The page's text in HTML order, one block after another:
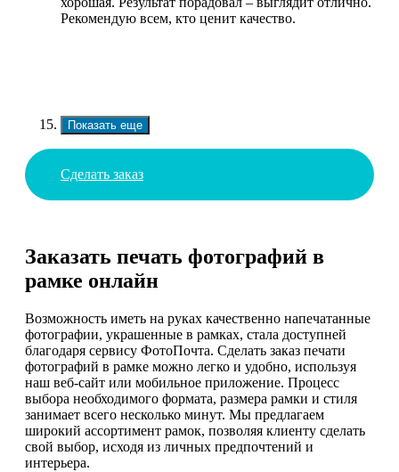
Рекомендую всем, кто ценит качество.
Показать еще
Сделать заказ
Заказать печать фотографий в
рамке онлайн
Возможность иметь на руках качественно напечатанные
фотографии, украшенные в рамках, стала доступней
благодаря сервису ФотоПочта. Сделать заказ печати
фотографий в рамке можно легко и удобно, используя
наш веб-сайт или мобильное приложение. Процесс
выбора необходимого формата, размера рамки и стиля
занимает всего несколько минут. Мы предлагаем
широкий ассортимент рамок, позволяя клиенту сделать
свой выбор, исходя из личных предпочтений и
интерьера.